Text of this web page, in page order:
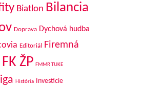
Biatlon Bilancia
Doprava Dychová hudba
Editoriál
Firemná
FK ŽP FMMR TUKE
História Investície